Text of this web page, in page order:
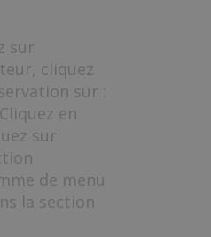
sur
cliquez
sur :
en
sur
de menu
la section